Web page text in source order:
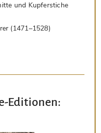
und Kupferstiche
(1471–1528)
Editionen: